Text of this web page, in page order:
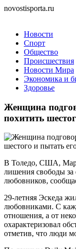
novostisporta.ru
Новости
Спорт
Общество
Происшествия
Новости Мира
Экономика и
Здоровье
Женщина
похитить
В Толедо, США,
лишения свободы
любовников,
29-летняя Эскеда
любовниками. С
отношения, а от
охарактеризовал
отметив, что люди